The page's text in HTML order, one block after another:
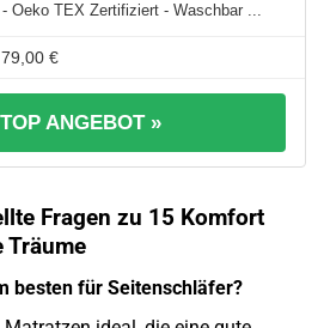
Oeko TEX Zertifiziert - Waschbar ...
79,00 €
ANGEBOT »
Fragen zu 15 Komfort
Träume
besten für Seitenschläfer?